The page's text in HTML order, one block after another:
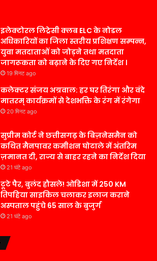
इलेक्टोरल लिट्रेसी क्लब ELC के नोडल
अधिकारियों का जिला स्तरीय प्रशिक्षण सम्पन्न,
युवा मतदाताओं को जोड़ने तथा मतदाता
जागरूकता को बढ़ाने के दिए गए निर्देश ।
19 मिनट ago
कलेक्टर संजय अग्रवाल: हर घर तिरंगा और वंदे
मातरम् कार्यक्रमों से देशभक्ति के रंग में रंगेगा
20 मिनट ago
सुप्रीम कोर्ट ने छत्तीसगढ़ के बिज़नेसमैन को
कथित मैनपावर कमीशन घोटाले में अंतरिम
ज़मानत दी, राज्य से बाहर रहने का निर्देश दिया
21 घंटे ago
टूटे पैर, बुलंद हौसले! ओडिशा में 250 KM
तिपहिया साइकिल चलाकर इलाज कराने
अस्पताल पहुंचे 65 साल के बुजुर्ग
21 घंटे ago